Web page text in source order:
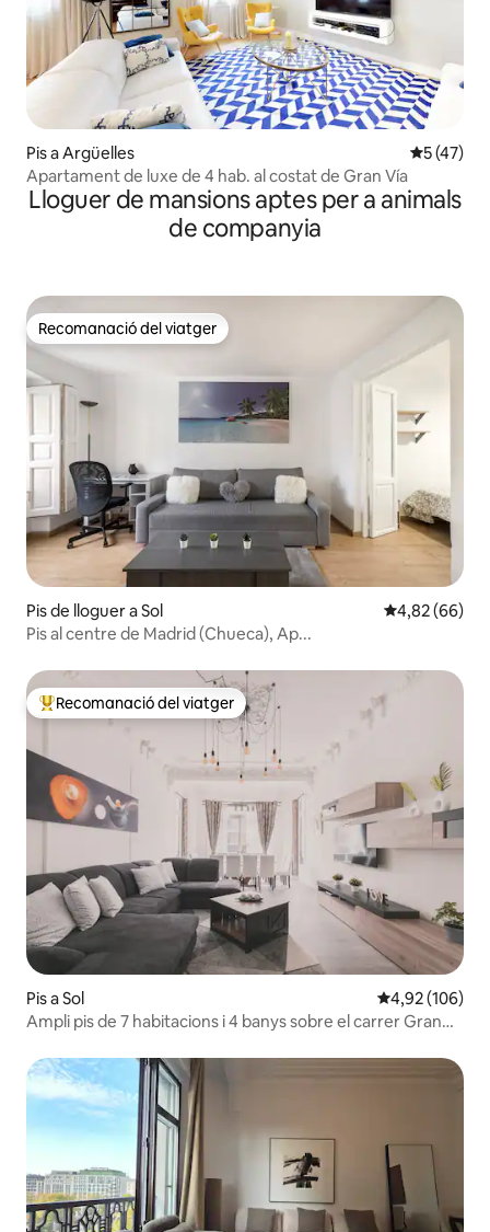
Pis a Argüelles 5 de
5 (47)
Apartament de luxe de 4 hab. al costat de Gran Vía
Lloguer de mansions aptes per a animals
de companyia
Recomanació del viatger
Recomanació del viatger
Pis de lloguer a Sol 4,82 de
4,82 (66)
Pis al centre de Madrid (Chueca), Ap...
Principals recomanacions dels viatgers
Recomanació del viatger
Pis a Sol 4,92 de
4,92 (106)
Ampli pis de 7 habitacions i 4 banys sobre el carrer Gran